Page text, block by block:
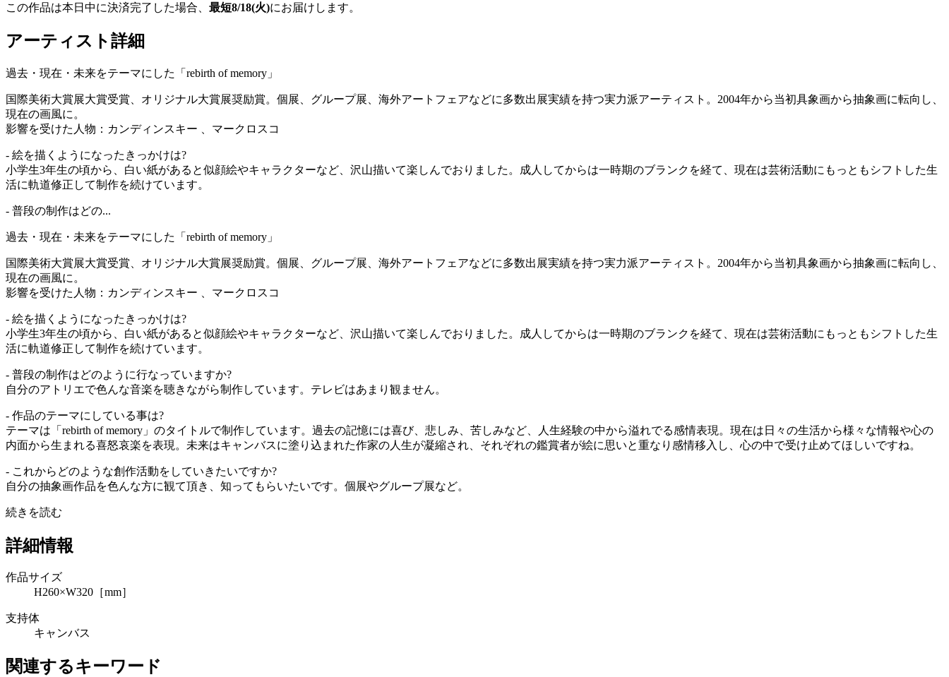
この作品は本日中に決済完了した場合、 最短8/18(火)にお届けします。
アーティスト詳細
過去・現在・未来をテーマにした「rebirth of memory」
国際美術大賞展大賞受賞、オリジナル大賞展奨励賞。個展、グループ展、海外アートフェアなどに多数出展実績を持つ実力派アーティスト。2004年から当初具象画から抽象画に転向し、
現在の画風に。
影響を受けた人物：カンディンスキー 、マークロスコ
- 絵を描くようになったきっかけは?
小学生3年生の頃から、白い紙があると似顔絵やキャラクターなど、沢山描いて楽しんでおりました。成人してからは一時期のブランクを経て、現在は芸術活動にもっともシフトした生
活に軌道修正して制作を続けています。
- 普段の制作はどの...
過去・現在・未来をテーマにした「rebirth of memory」
国際美術大賞展大賞受賞、オリジナル大賞展奨励賞。個展、グループ展、海外アートフェアなどに多数出展実績を持つ実力派アーティスト。2004年から当初具象画から抽象画に転向し、
現在の画風に。
影響を受けた人物：カンディンスキー 、マークロスコ
- 絵を描くようになったきっかけは?
小学生3年生の頃から、白い紙があると似顔絵やキャラクターなど、沢山描いて楽しんでおりました。成人してからは一時期のブランクを経て、現在は芸術活動にもっともシフトした生
活に軌道修正して制作を続けています。
- 普段の制作はどのように行なっていますか?
自分のアトリエで色んな音楽を聴きながら制作しています。テレビはあまり観ません。
- 作品のテーマにしている事は?
テーマは「rebirth of memory」のタイトルで制作しています。過去の記憶には喜び、悲しみ、苦しみなど、人生経験の中から溢れでる感情表現。現在は日々の生活から様々な情報や心の
内面から生まれる喜怒哀楽を表現。未来はキャンバスに塗り込まれた作家の人生が凝縮され、それぞれの鑑賞者が絵に思いと重なり感情移入し、心の中で受け止めてほしいですね。
- これからどのような創作活動をしていきたいですか?
自分の抽象画作品を色んな方に観て頂き、知ってもらいたいです。個展やグループ展など。
続きを読む
詳細情報
作品サイズ
H260×W320［mm］
支持体
キャンバス
関連するキーワード